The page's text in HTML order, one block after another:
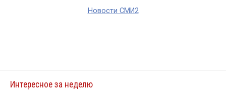
Новости СМИ2
Интересное за неделю